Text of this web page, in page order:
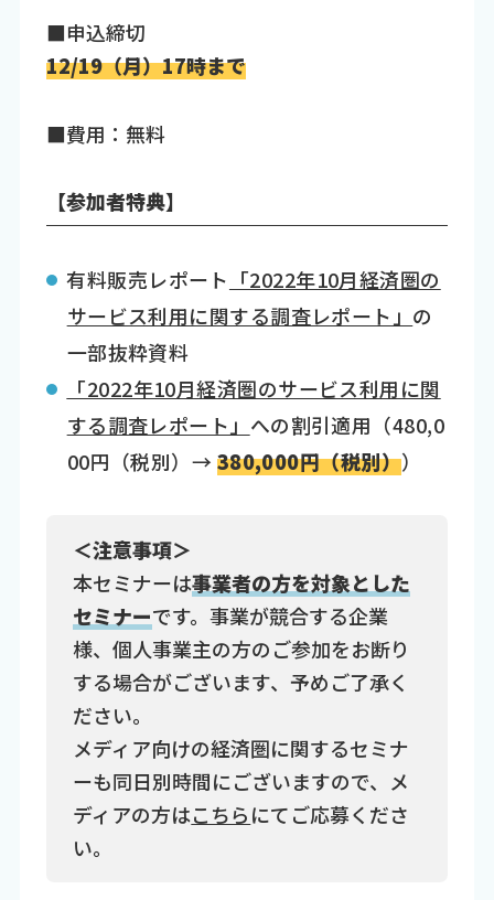
■申込締切
12/19（月）17時まで
■費用：無料
【参加者特典】
有料販売レポート 「2022年10月経済圏の
サービス利用に関する調査レポート」 の
一部抜粋資料
「2022年10月経済圏のサービス利用に関
する調査レポート」 への割引適用（480,0
00円（税別）→ 380,000円（税別））
＜注意事項＞
本セミナーは事業者の方を対象とした
セミナーです。事業が競合する企業
様、個人事業主の方のご参加をお断り
する場合がございます、予めご了承く
ださい。
メディア向けの経済圏に関するセミナ
ーも同日別時間にございますので、メ
ディアの方はこちらにてご応募くださ
い。